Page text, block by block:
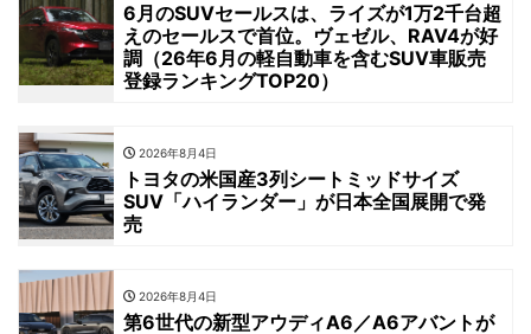
6月のSUVセールスは、ライズが1万2千台超
えのセールスで首位。ヴェゼル、RAV4が好
調（26年6月の軽自動車を含むSUV車販売
登録ランキングTOP20）
2026年8月4日
トヨタの米国産3列シートミッドサイズ
SUV「ハイランダー」が日本全国展開で発
売
2026年8月4日
第6世代の新型アウディA6／A6アバントが